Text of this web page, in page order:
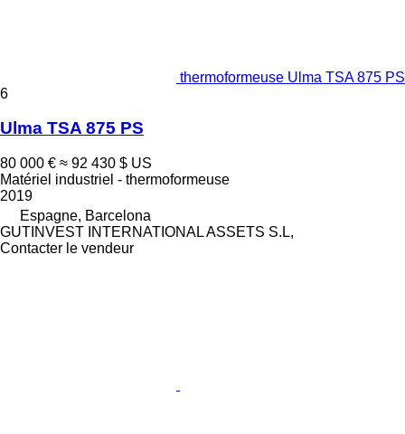
thermoformeuse Ulma TSA 875 PS
6
Ulma TSA 875 PS
80 000 € ≈ 92 430 $ US
Matériel industriel - thermoformeuse
2019
Espagne, Barcelona
GUTINVEST INTERNATIONAL ASSETS S.L,
Contacter le vendeur